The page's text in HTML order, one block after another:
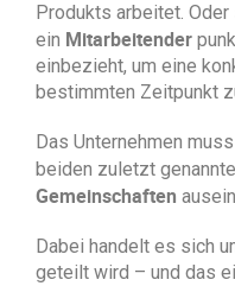
Produkts arbeitet.
ein Mitarbeitender
einbezieht, um eine
bestimmten Zeitpunkt
Das Unternehmen
beiden zuletzt
Gemeinschaften
Dabei handelt es sich
geteilt wird – und das